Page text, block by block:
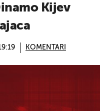
Kijev
KOMENTARI